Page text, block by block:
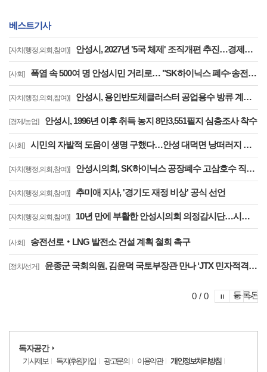
베스트기사
[자치(행정,의회,참여)] 안성시, 2027년 '5국 체제' 조직개편 추진…경제문화국 신설·공도읍장 4급 격상
[사회] 폭염 속 500여 명 안성시민 거리로… "SK하이닉스 폐수·송전선로·온실가스 대책 마련하라"
[자치(행정,의회,참여)] 안성시, 용인반도체클러스터 공업용수 방류 계획 '제동'.. "안전대책 없는 시운전 안 된다"…용인시에 공식 보류 요청
[경제/농업] 안성시, 1996년 이후 취득 농지 8만3,551필지 심층조사 착수
[사회] 시민의 자발적 도움이 생명 구했다…안성 대덕면 낭떠러지 위 1톤 트럭 운전자 안전 구조
[자치(행정,의회,참여)] 안성시의회, SK하이닉스 공장폐수 고삼호수 직방류 결사반대 결의대회 참석
[자치(행정,의회,참여)] 추미애 지사, '경기도 재정 비상' 공식 선언
[자치(행정,의회,참여)] 10년 만에 부활한 안성시의회 의정감시단…시민이 의회를 다시 바라본다
[사회] 송전선로‧LNG 발전소 건설 계획 철회 촉구
[정치/선거] 윤종군 국회의원, 김윤덕 국토부장관 만나 ‘JTX 민자적격성 조사 통과 협력’협의
등록된
0 / 0 포토
포토이
독자공간
기사제보 독자(후원)가입 광고문의 이용약관
개인정보처리방침